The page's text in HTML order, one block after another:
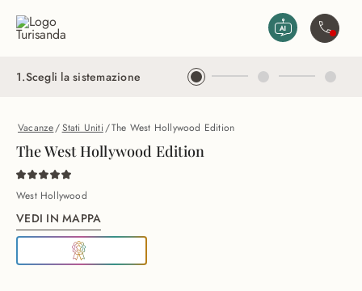
1.Scegli la sistemazione
Vacanze/Stati Uniti/The West Hollywood Edition
The West Hollywood Edition
West Hollywood
VEDI IN MAPPA